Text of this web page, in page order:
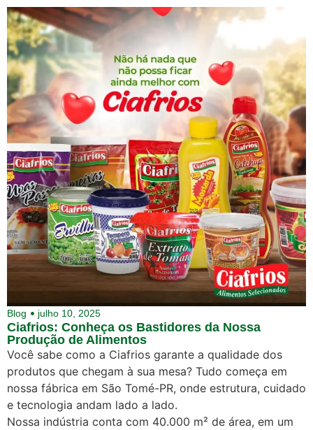
Blog julho 10, 2025
Ciafrios: Conheça os Bastidores da Nossa
Produção de Alimentos
Você sabe como a Ciafrios garante a qualidade dos
produtos que chegam à sua mesa? Tudo começa em
nossa fábrica em São Tomé-PR, onde estrutura, cuidado
e tecnologia andam lado a lado.
Nossa indústria conta com 40.000 m² de área, em um